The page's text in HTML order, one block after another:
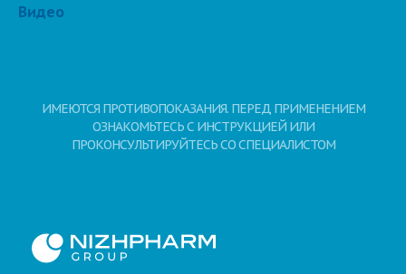
Видео
ИМЕЮТСЯ ПРОТИВОПОКАЗАНИЯ. ПЕРЕД ПРИМЕНЕНИЕМ
ОЗНАКОМЬТЕСЬ С ИНСТРУКЦИЕЙ ИЛИ
ПРОКОНСУЛЬТИРУЙТЕСЬ СО СПЕЦИАЛИСТОМ